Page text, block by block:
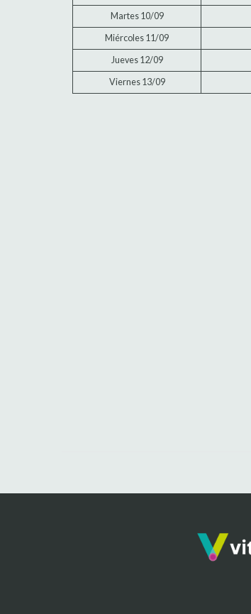
Martes 10/09
Miércoles 11/09
Jueves 12/09
Viernes 13/09